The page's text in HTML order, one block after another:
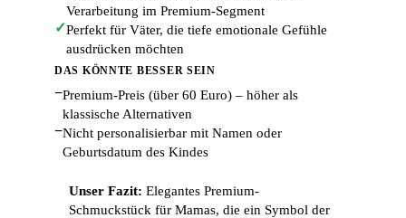
Verarbeitung im Premium-Segment
✓Perfekt für Väter, die tiefe emotionale Gefühle
ausdrücken möchten
DAS KÖNNTE BESSER SEIN
−Premium-Preis (über 60 Euro) – höher als
klassische Alternativen
−Nicht personalisierbar mit Namen oder
Geburtsdatum des Kindes
Unser Fazit: Elegantes Premium-
Schmuckstück für Mamas, die ein Symbol der